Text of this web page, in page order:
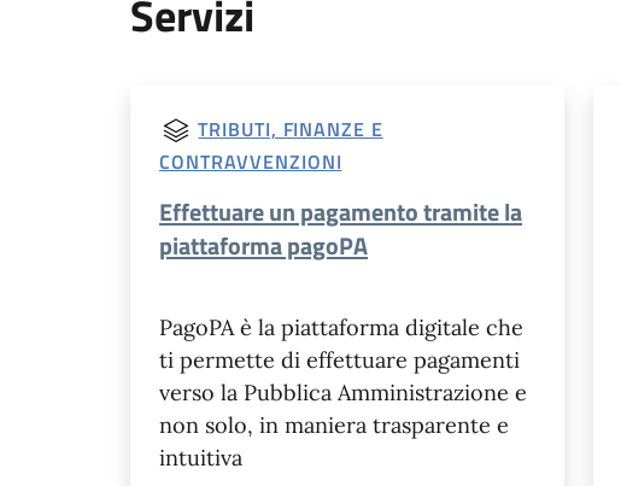
Servizi
TRIBUTI, FINANZE E
CONTRAVVENZIONI
Effettuare un pagamento tramite la
piattaforma pagoPA
PagoPA è la piattaforma digitale che
ti permette di effettuare pagamenti
verso la Pubblica Amministrazione e
non solo, in maniera trasparente e
intuitiva